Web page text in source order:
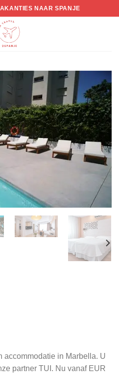
NAAR SPANJE
accommodatie in Marbella. U
partner TUI. Nu vanaf EUR